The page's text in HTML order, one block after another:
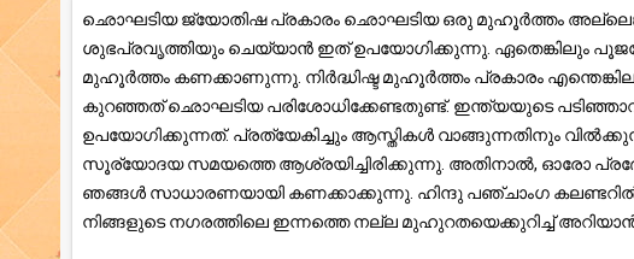
ഛൊഘടിയ ജ്യോതിഷ പ്രകാരം ഛൊഘടിയ ഒരു മുഹൂർത്തം
ശുഭപ്രവൃത്തിയും ചെയ്യാൻ ഇത് ഉപയോഗിക്കുന്നു. ഏതെങ്കിലും
മുഹൂർത്തം കണക്കാണുന്നു. നിർദ്ധിഷ്ട മുഹൂർത്തം പ്രകാരം
കുറഞ്ഞത് ഛൊഘടിയ പരിശോധിക്കേണ്ടതുണ്ട്. ഇന്ത്യയുടെ
ഉപയോഗിക്കുന്നത്. പ്രത്യേകിച്ചും ആസ്തികൾ വാങ്ങുന്നതിനും
സൂര്യോദയ സമയത്തെ ആശ്രയിച്ചിരിക്കുന്നു. അതിനാൽ, ഓരോ
ഞങ്ങൾ സാധാരണയായി കണക്കാക്കുന്നു. ഹിന്ദു പഞ്ചാംഗ കലണ്ടറിൽ
നിങ്ങളുടെ നഗരത്തിലെ ഇന്നത്തെ നല്ല മുഹുറതയെക്കുറിച്ച്